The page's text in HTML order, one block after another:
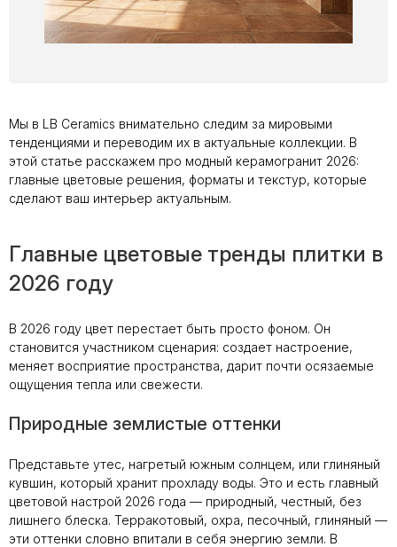
Мы в LB Ceramics внимательно следим за мировыми
тенденциями и переводим их в актуальные коллекции. В
этой статье расскажем про модный керамогранит 2026:
главные цветовые решения, форматы и текстур, которые
сделают ваш интерьер актуальным.
Главные цветовые тренды плитки в
2026 году
В 2026 году цвет перестает быть просто фоном. Он
становится участником сценария: создает настроение,
меняет восприятие пространства, дарит почти осязаемые
ощущения тепла или свежести.
Природные землистые оттенки
Представьте утес, нагретый южным солнцем, или глиняный
кувшин, который хранит прохладу воды. Это и есть главный
цветовой настрой 2026 года — природный, честный, без
лишнего блеска. Терракотовый, охра, песочный, глиняный —
эти оттенки словно впитали в себя энергию земли. В